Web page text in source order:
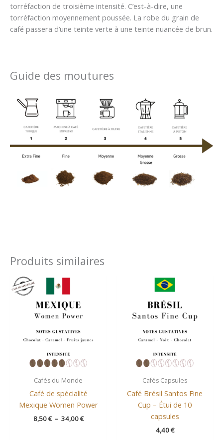
torréfaction de troisième intensité. C’est-à-dire, une
torréfaction moyennement poussée. La robe du grain de
café passera d’une teinte verte à une teinte nuancée de brun.
Guide des moutures
Produits similaires
Cafés du Monde
Café de spécialité
Mexique Women Power
8,50€ – 34,00€
Cafés Capsules
Café Brésil Santos Fine
Cup – Étui de 10
capsules
4,40€